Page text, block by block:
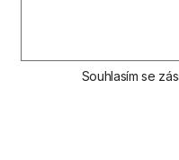
Souhlasím se